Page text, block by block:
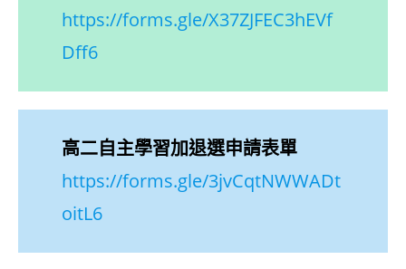
https://forms.gle/X37ZJFEC3hEVf
Dff6
高二自主學習加退選申請表單
https://forms.gle/3jvCqtNWWADt
oitL6